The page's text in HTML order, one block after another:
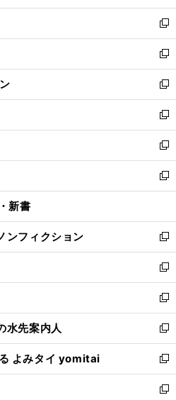
開
く
ウ
で
開
く
ン
ド
ウ
で
開
く
新
し
い
ウ
ィ
ン
ド
ウ
で
開
く
新
し
い
ウ
ィ
ン
ド
ウ
で
開
新
し
い
ウ
ィ
ン
ド
ウ
開
く
新
し
い
ウ
ィ
ン
ウ
で
開
く
新
し
い
ウ
ン
ド
ウ
で
開
く
新
し
ウ
ィ
ン
ド
ウ
で
開
く
新書
ンフィクション
新
し
い
ウ
ィ
ン
ド
ウ
で
開
く
新
し
い
ウ
ィ
ン
ド
ウ
で
新
し
い
ウ
ィ
ン
ド
水先案内人
新
し
い
ウ
ィ
よみタイ yomitai
新
し
い
新